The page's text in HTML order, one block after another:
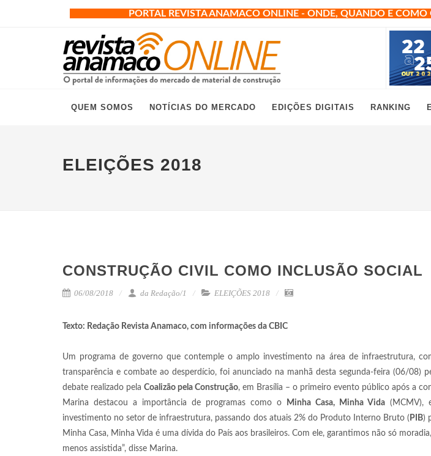
PORTAL REVISTA ANAMACO ONLINE - ONDE, QUANDO E
QUEM SOMOS NOTÍCIAS DO MERCADO EDIÇÕES DIGITAIS RANKING
ELEIÇÕES 2018
CONSTRUÇÃO CIVIL COMO INCLUSÃO SOCIAL
06/08/2018 da Redação/1 ELEIÇÕES 2018
Texto: Redação Revista Anamaco, com informações da CBIC
Um programa de governo que contemple o amplo investimento na área de infraestrutura,
transparência e combate ao desperdício, foi anunciado na manhã desta segunda-feira (06/08)
debate realizado pela Coalizão pela Construção, em Brasília – o primeiro evento público após a
Marina destacou a importância de programas como o
Minha Casa, Minha Vida (MCMV),
investimento no setor de infraestrutura, passando dos atuais 2% do Produto Interno Bruto ( PIB)
Minha Casa, Minha Vida é uma dívida do País aos brasileiros. Com ele, garantimos não só
menos assistida”, disse Marina.